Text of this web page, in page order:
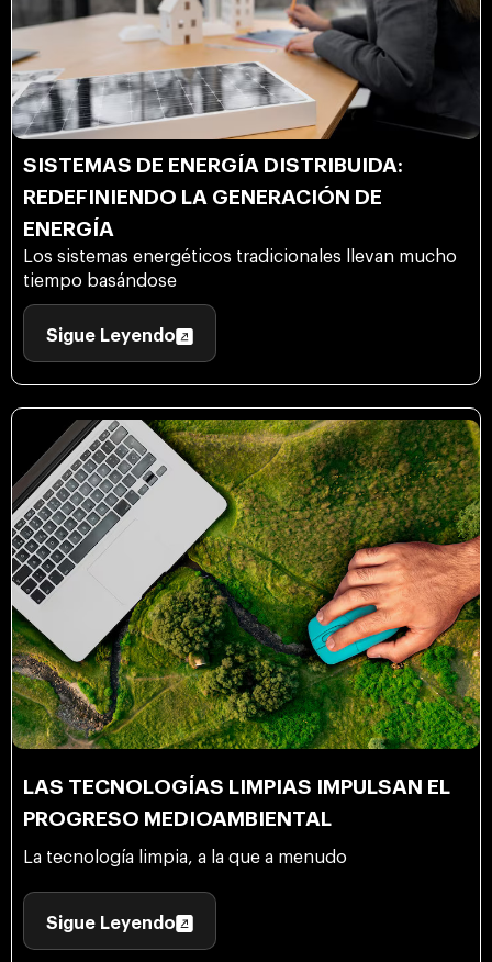
SISTEMAS DE ENERGÍA DISTRIBUIDA:
REDEFINIENDO LA GENERACIÓN DE
ENERGÍA
Los sistemas energéticos tradicionales llevan mucho
tiempo basándose
Sigue Leyendo
LAS TECNOLOGÍAS LIMPIAS IMPULSAN EL
PROGRESO MEDIOAMBIENTAL
La tecnología limpia, a la que a menudo
Sigue Leyendo